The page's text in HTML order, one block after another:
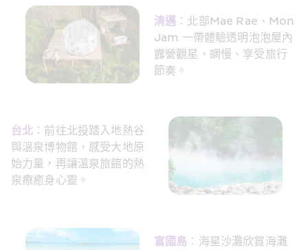
清邁 ︰北部Mae Rae、Mon
Jam 一帶體驗透明泡泡屋內
露營觀星，調慢、享受旅行
節奏。
台北 ︰前往北投踏入地熱谷
與溫泉博物館，感受大地原
始力量，再讓溫泉旅館的熱
泉療癒身心靈。
富國島 ︰海星沙灘欣賞海灘